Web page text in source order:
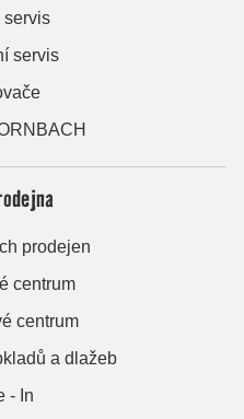
servis
servis
prodejen
centrum
centrum
a dlažeb
- In